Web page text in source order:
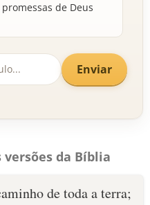
de Deus
Enviar
da Bíblia
de toda a terra;